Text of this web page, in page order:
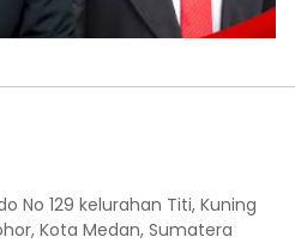
No 129 kelurahan Titi, Kuning
Kota Medan, Sumatera